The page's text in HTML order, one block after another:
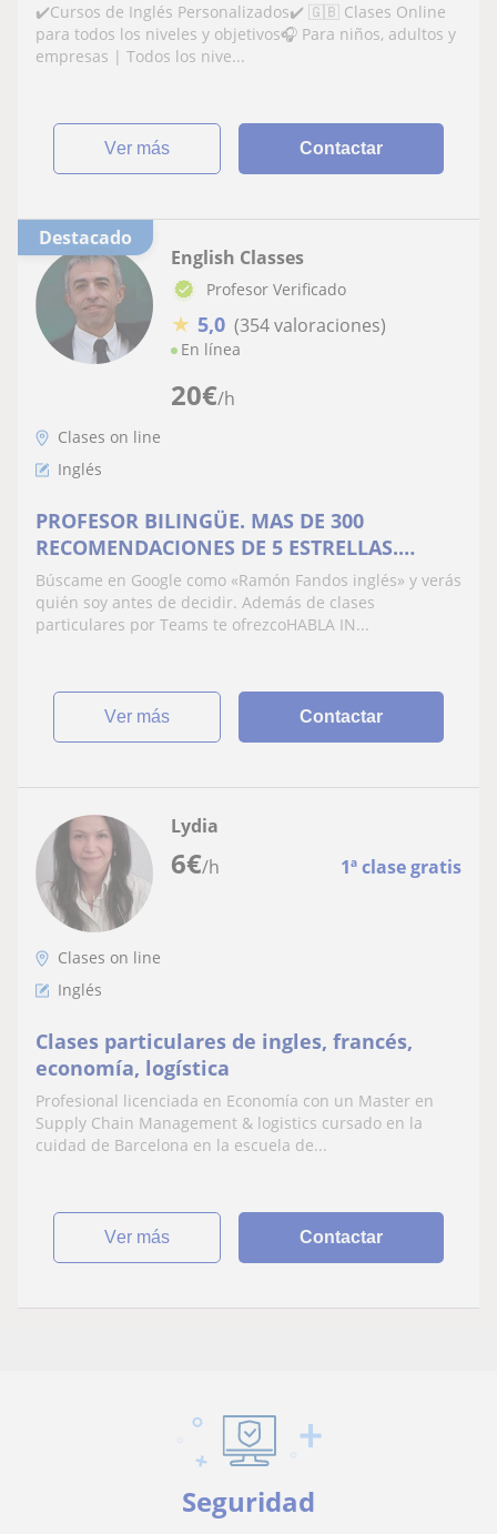
✔️Cursos de Inglés Personalizados✔️ 🇬🇧 Clases Online
para todos los niveles y objetivos🎧 Para niños, adultos y
empresas | Todos los nive...
ver más Contactar
Destacado
20€/h
English Classes
Profesor Verificado
★ 5,0 (354 valoraciones)
En línea
Clases on line
Inglés
PROFESOR BILINGÜE. MAS DE 300
RECOMENDACIONES DE 5 ESTRELLAS.
DESDE 20€/mes
Búscame en Google como «Ramón Fandos inglés» y verás
quién soy antes de decidir. Además de clases
particulares por Teams te ofrezcoHABLA IN...
ver más Contactar
6€/h 1ª clase gratis
Lydia
Clases on line
Inglés
Clases particulares de ingles, francés,
economía, logística
Profesional licenciada en Economía con un Master en
Supply Chain Management & logistics cursado en la
cuidad de Barcelona en la escuela de...
ver más Contactar
Seguridad